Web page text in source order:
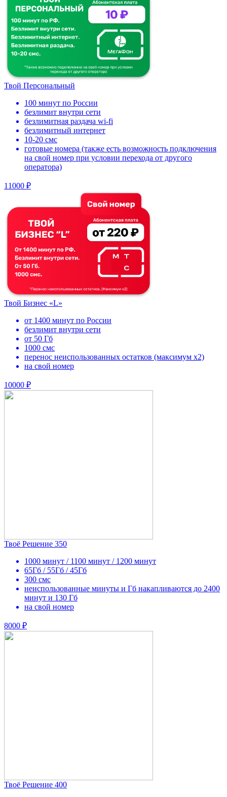
Твой Персональный
100 минут по России
безлимит внутри сети
безлимитная раздача wi-fi
безлимитный интернет
10-20 смс
готовые номера (также есть возможность подключения
на свой номер при условии перехода от другого
оператора)
11000 ₽
Твой Бизнес «L»
от 1400 минут по России
безлимит внутри сети
от 50 Гб
1000 смс
перенос неиспользованных остатков (максимум х2)
на свой номер
10000 ₽
Твоё Решение 350
1000 минут / 1100 минут / 1200 минут
65Гб / 55Гб / 45Гб
300 смс
неиспользованные минуты и Гб накапливаются до 2400
минут и 130 Гб
на свой номер
8000 ₽
Твоё Решение 400